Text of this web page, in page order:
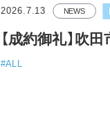
2026.7.13 NEWS
【成約御礼】吹
#ALL